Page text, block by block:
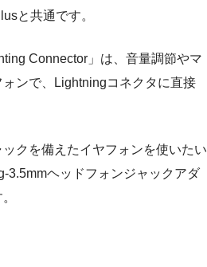
と共通です。
Connector」は、音量調節やマ
ンで、Lightningコネクタに直接
クを備えたイヤフォンを使いたい
3.5mmヘッドフォンジャックアダ